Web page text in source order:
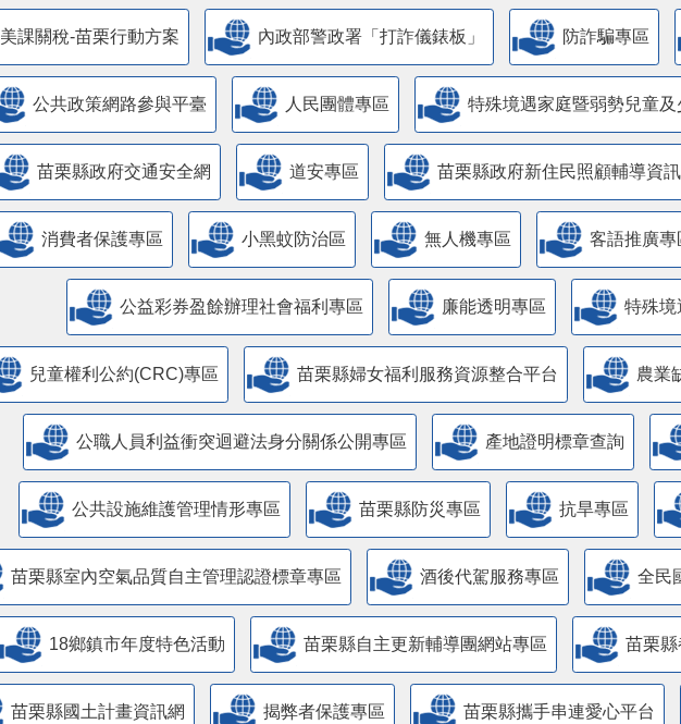
美課關稅-苗栗行動方案 內政部警政署「打詐儀錶板」 防詐騙專區
公共政策網路參與平臺 人民團體專區 特殊境遇家庭暨弱勢兒童
苗栗縣政府交通安全網 道安專區 苗栗縣政府新住民照顧輔導資
消費者保護專區 小黑蚊防治區 無人機專區 客語推廣專
公益彩券盈餘辦理社會福利專區 廉能透明專區 特殊境
兒童權利公約(CRC)專區 苗栗縣婦女福利服務資源整合平台 農業
公職人員利益衝突迴避法身分關係公開專區 產地證明標章查詢
​公共設施維護管理情形專區 苗栗縣防災專區 抗旱專區
苗栗縣室內空氣品質自主管理認證標章專區 酒後代駕服務專區 全民
18鄉鎮市年度特色活動 苗栗縣自主更新輔導團網站專區 苗栗
苗栗縣國土計畫資訊網 揭弊者保護專區 苗栗縣攜手串連愛心平台